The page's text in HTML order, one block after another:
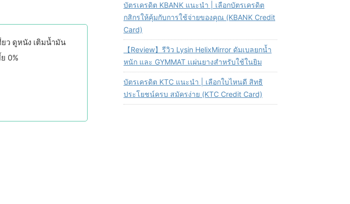
ว ดูหนัง เติมน้ำมัน
0%
บัตรเครดิต KBANK แนะนำ | เลือกบัตรเครดิต
กสิกรให้คุ้มกับการใช้จ่ายของคุณ (KBANK Credit
Card)
【Review】รีวิว Lysin HelixMirror ดัมเบลยกน้ำ
หนัก และ GYMMAT เเผ่นยางสำหรับใช้ในยิม
บัตรเครดิต KTC แนะนำ | เลือกใบไหนดี สิทธิ
ประโยชน์ครบ สมัครง่าย (KTC Credit Card)